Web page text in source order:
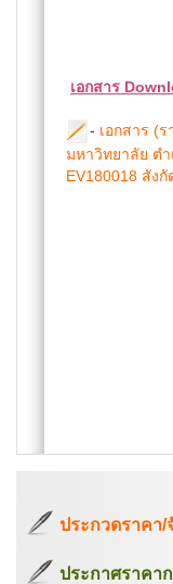
เอกสาร
- เอกสาร (
มหาวิทยาลัย ต
EV180018 สัง
ประกวดราคา/
ประกาศราคา